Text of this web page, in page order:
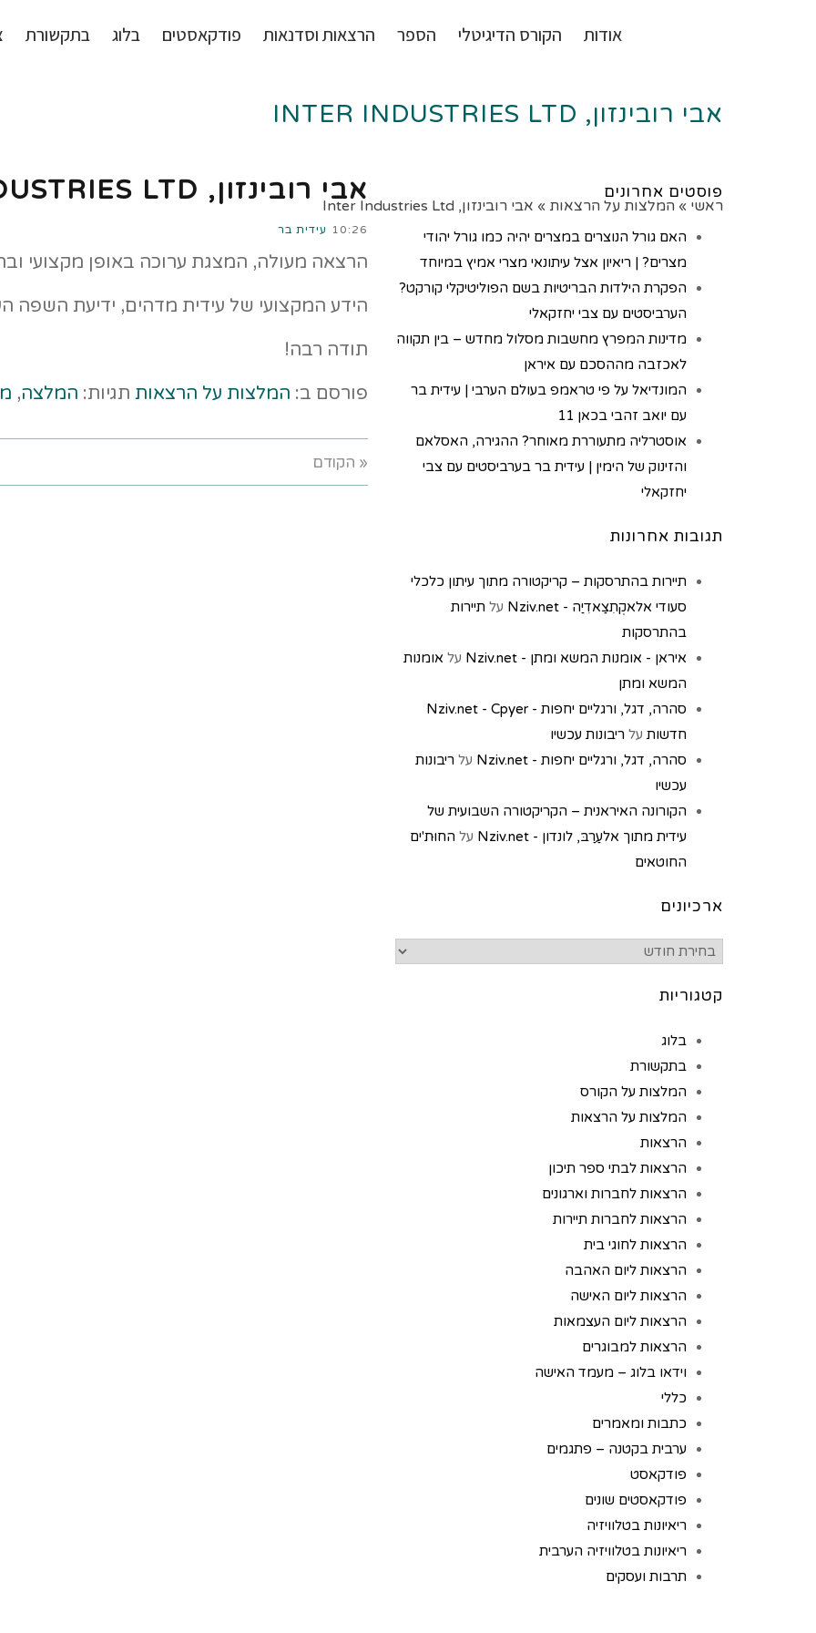
אודות הקורס הדיגיטלי הספר הרצאות וסדנאות פודקאסטים בלוג בתקשורת
אבי רובינזון, INTER INDUSTRIES LTD
ראשי » המלצות על הרצאות » אבי רובינזון, Inter Industries Ltd אבי רובינזון, INTER INDUSTRIES LTD
10:26 עידית בר
הרצאה מעולה, המצגת ערוכה באופן מקצועי
הידע המקצועי של עידית מדהים, ידיעת השפה
תודה רבה!
פורסם ב: המלצות על הרצאות תגיות: המלצה,
« הקודם
פוסטים אחרונים
האם גורל הנוצרים במצרים יהיה כמו גורל יהודי
מצרים? | ריאיון אצל עיתונאי מצרי אמיץ במיוחד
הפקרת הילדות הבריטיות בשם הפוליטיקלי קורקט?
הערביסטים עם צבי יחזקאלי
מדינות המפרץ מחשבות מסלול מחדש – בין תקווה
לאכזבה מההסכם עם איראן
המונדיאל על פי טראמפ בעולם הערבי | עידית בר
עם יואב זהבי בכאן 11
אוסטרליה מתעוררת מאוחר? ההגירה, האסלאם
והזינוק של הימין | עידית בר בערביסטים עם צבי
יחזקאלי
תגובות אחרונות
תיירות בהתרסקות – קריקטורה מתוך עיתון כלכלי
סעודי אלאקְתִצַאדִיַה - Nziv.net
על תיירות
בהתרסקות
איראן - אומנות המשא ומתן - Nziv.net
על אומנות
המשא ומתן
סהרה, דגל, ורגליים יחפות - Nziv.net - Cpyer
חדשות על ריבונות עכשיו
סהרה, דגל, ורגליים יחפות - Nziv.net
על ריבונות
עכשיו
הקורונה האיראנית – הקריקטורה השבועית של
עידית מתוך אלעַרַבּ, לונדון - Nziv.net
על החוּת'ים
החוטאים
ארכיונים
קטגוריות
בלוג
בתקשורת
המלצות על הקורס
המלצות על הרצאות
הרצאות
הרצאות לבתי ספר תיכון
הרצאות לחברות וארגונים
הרצאות לחברות תיירות
הרצאות לחוגי בית
הרצאות ליום האהבה
הרצאות ליום האישה
הרצאות ליום העצמאות
הרצאות למבוגרים
וידאו בלוג – מעמד האישה
כללי
כתבות ומאמרים
ערבית בקטנה – פתגמים
פודקאסט
פודקאסטים שונים
ריאיונות בטלוויזיה
ריאיונות בטלוויזיה הערבית
תרבות ועסקים